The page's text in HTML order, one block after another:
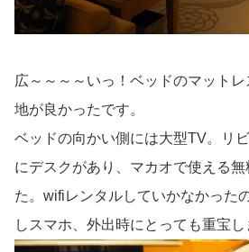
広～～～～いっ！ベッドのマット
地が良かったです。
ベッドの向かい側には大型TV。リ
にデスクがあり、マカオで使える
た。wifiレンタルしていかなかった
しスマホ、外出時にとっても重宝し